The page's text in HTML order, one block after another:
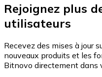
Rejoignez plus
utilisateurs
Recevez des mises à jour
nouveaux produits et les
Bitnovo directement dans